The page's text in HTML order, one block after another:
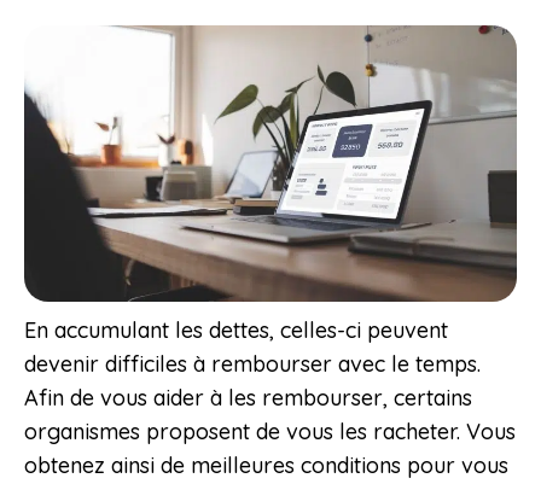
En accumulant les dettes, celles-ci peuvent
devenir difficiles à rembourser avec le temps.
Afin de vous aider à les rembourser, certains
organismes proposent de vous les racheter. Vous
obtenez ainsi de meilleures conditions pour vous